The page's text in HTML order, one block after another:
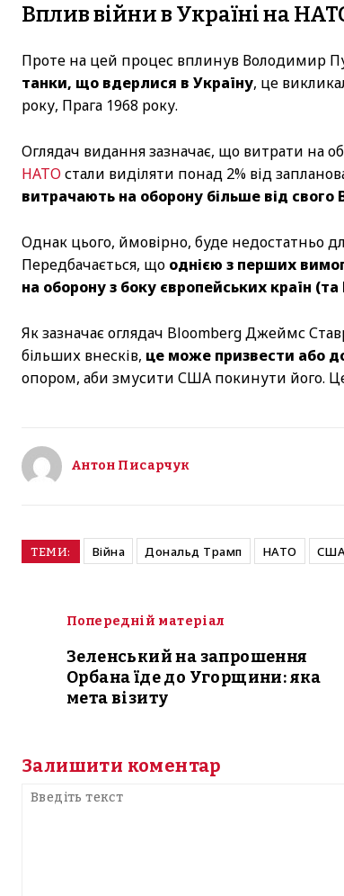
Вплив війни в Україні на
Проте на цей процес вплинув Володимир
танки, що вдерлися в Україну, це
року, Прага 1968 року.
Оглядач видання зазначає, що витрати на
НАТОстали виділяти понад 2% від
витрачають на оборону більше від
Однак цього, ймовірно, буде недостатньо
Передбачається, що однією з перших
на оборону з боку європейських країн
Як зазначає оглядач Bloomberg Джеймс
більших внесків, це може призвести або
опором, аби змусити США покинути його.
Антон Писарчук
ТЕМИ: Війна Дональд Трамп НАТО
Попередній матеріал
Зеленський на запрошення
Орбана їде до Угорщини: яка
мета візиту
Залишити коментар